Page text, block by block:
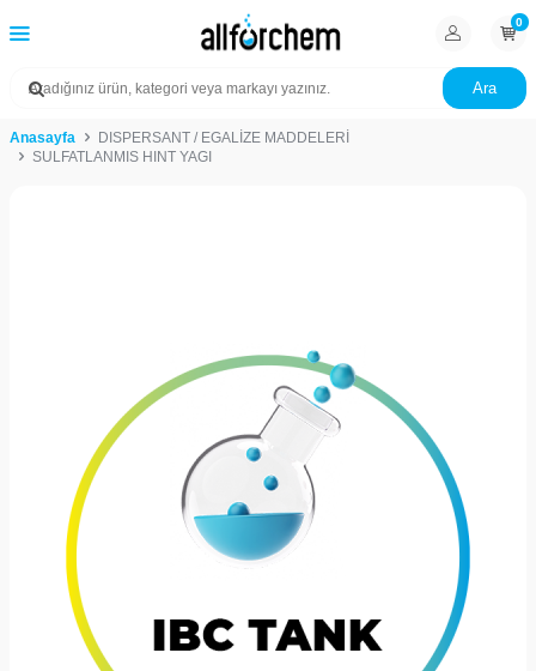
Ara
0
Anasayfa
DISPERSANT / EGALİZE MADDELERİ
SULFATLANMIS HINT YAGI